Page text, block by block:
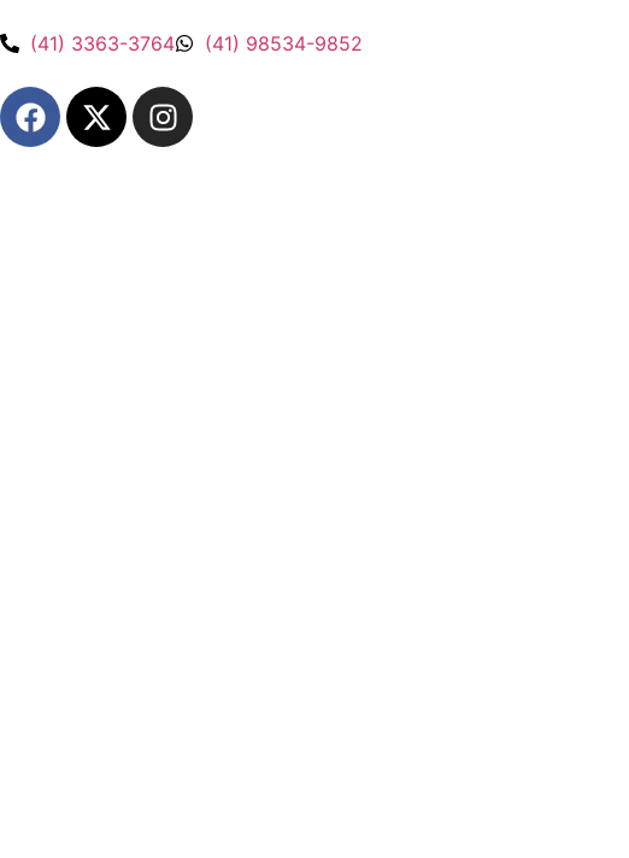
(41) 3363-3764 (41) 98534-9852